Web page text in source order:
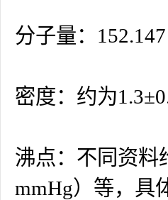
分子量：152.147
密度：约为
沸点：不同资料
mmHg）等，具